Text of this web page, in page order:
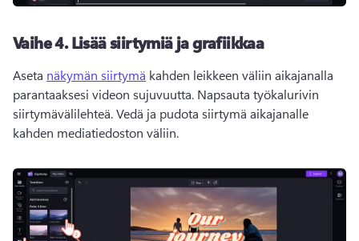
Vaihe 4.Lisää siirtymiä ja grafiikkaa
Aseta näkymän siirtymä kahden leikkeen väliin aikajanalla
parantaaksesi videon sujuvuutta. Napsauta työkalurivin
siirtymävälilehteä. Vedä ja pudota siirtymä aikajanalle
kahden mediatiedoston väliin.